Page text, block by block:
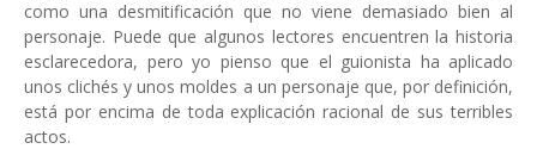
como una desmitificación que no viene demasiado bien al
personaje. Puede que algunos lectores encuentren la historia
esclarecedora, pero yo pienso que el guionista ha aplicado
unos clichés y unos moldes a un personaje que, por definición,
está por encima de toda explicación racional de sus terribles
actos.